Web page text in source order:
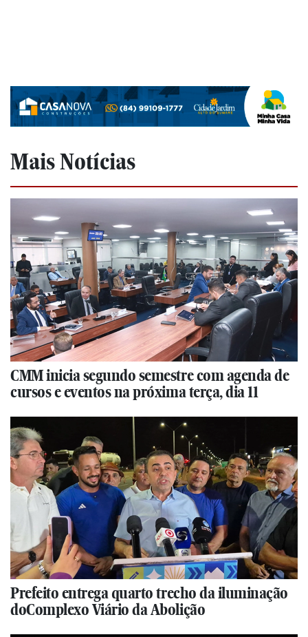
Mais Notícias
CMM inicia segundo semestre com agenda de
cursos e eventos na próxima terça, dia 11
Prefeito entrega quarto trecho da iluminação
doComplexo Viário da Abolição